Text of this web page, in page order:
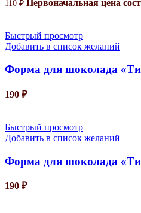
110₽ Первоначальная цена
Быстрый просмотр
Добавить в список желаний
Форма для шоколада
190 ₽
Быстрый просмотр
Добавить в список желаний
Форма для шоколада
190 ₽